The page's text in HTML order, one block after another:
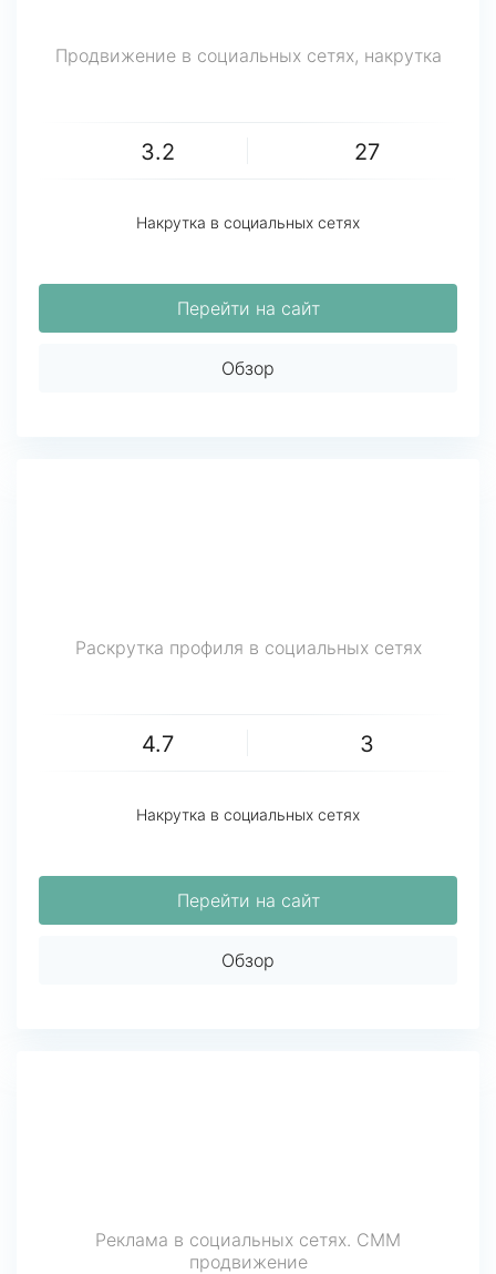
Продвижение в социальных сетях, накрутка
3.2 27
Накрутка в социальных сетях
Перейти на сайт
Обзор
Раскрутка профиля в социальных сетях
4.7 3
Накрутка в социальных сетях
Перейти на сайт
Обзор
Реклама в социальных сетях. СММ
продвижение